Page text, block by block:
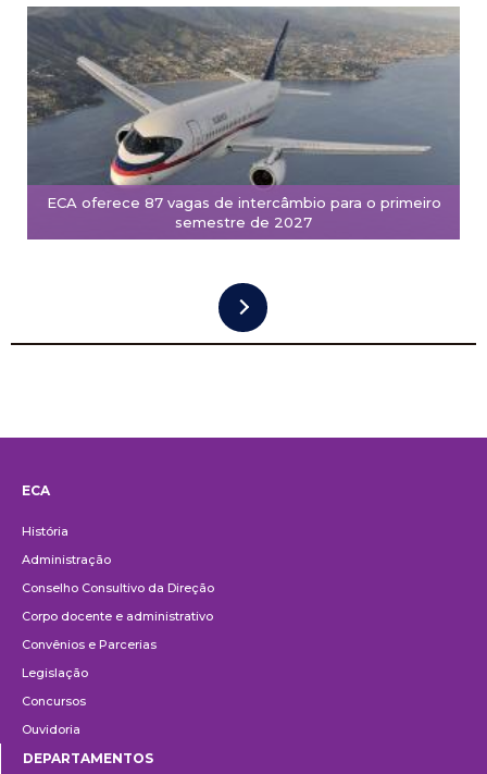
ECA oferece 87 vagas de intercâmbio para o primeiro
semestre de 2027
ECA
História
Administração
Conselho Consultivo da Direção
Corpo docente e administrativo
Convênios e Parcerias
Legislação
Concursos
Ouvidoria
DEPARTAMENTOS